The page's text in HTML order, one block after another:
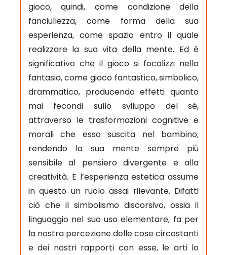
gioco, quindi, come condizione della
fanciullezza, come forma della sua
esperienza, come spazio entro il quale
realizzare la sua vita della mente. Ed è
significativo che il gioco si focalizzi nella
fantasia, come gioco fantastico, simbolico,
drammatico, producendo effetti quanto
mai fecondi sullo sviluppo del sé,
attraverso le trasformazioni cognitive e
morali che esso suscita nel bambino,
rendendo la sua mente sempre più
sensibile al pensiero divergente e alla
creatività. E l’esperienza estetica assume
in questo un ruolo assai rilevante. Difatti
ciò che il simbolismo discorsivo, ossia il
linguaggio nel suo uso elementare, fa per
la nostra percezione delle cose circostanti
e dei nostri rapporti con esse, le arti lo